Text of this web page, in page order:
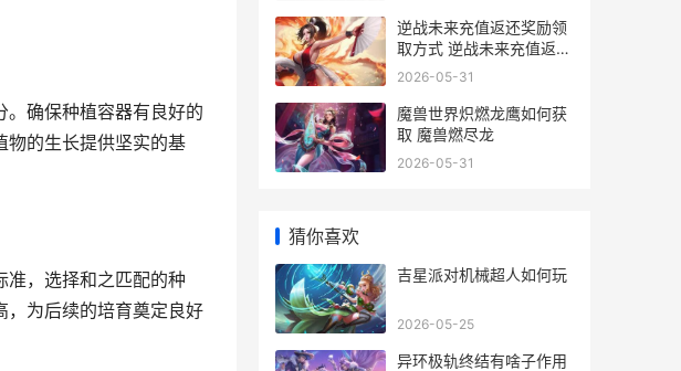
。确保种植容器有良好的
物的生长提供坚实的基
准，选择和之匹配的种
，为后续的培育奠定良好
逆战未来充值返还奖励领
取方式 逆战未来充值返利
入口
2026-05-31
魔兽世界炽燃龙鹰如何获
取 魔兽燃尽龙
2026-05-31
猜你喜欢
吉星派对机械超人如何玩
2026-05-25
异环极轨终结有啥子作用